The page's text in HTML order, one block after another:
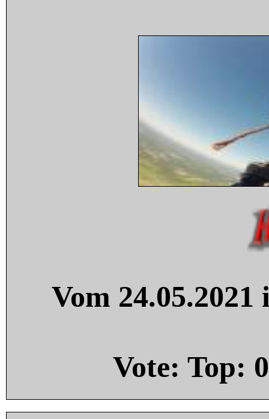
Vom
Vote: Top: 0